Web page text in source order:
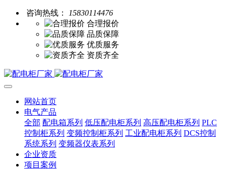
咨询热线：
15830114476
合理报价
品质保障
优质服务
资质齐全
网站首页
电气产品
全部 配电箱系列 低压配电柜系列 高压配电柜系列 PLC
控制柜系列 变频控制柜系列 工业配电柜系列 DCS控制
系统系列 变频器仪表系列
企业资质
项目案例